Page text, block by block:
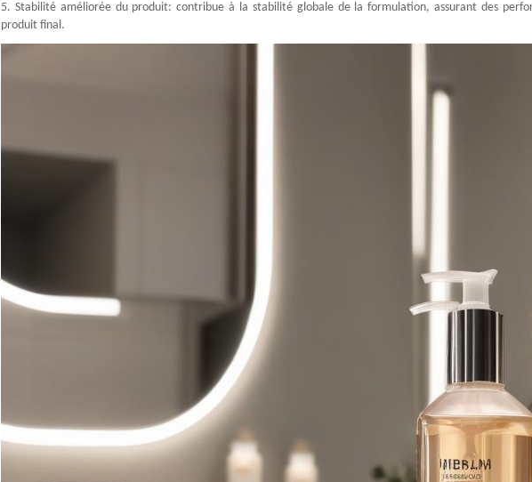
5. Stabilité améliorée du produit: contribue à la stabilité globale de la formulation, assurant des
produit final.